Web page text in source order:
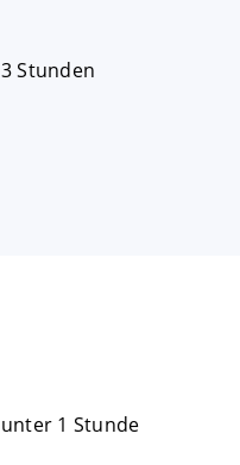
3 Stunden
unter 1 Stunde